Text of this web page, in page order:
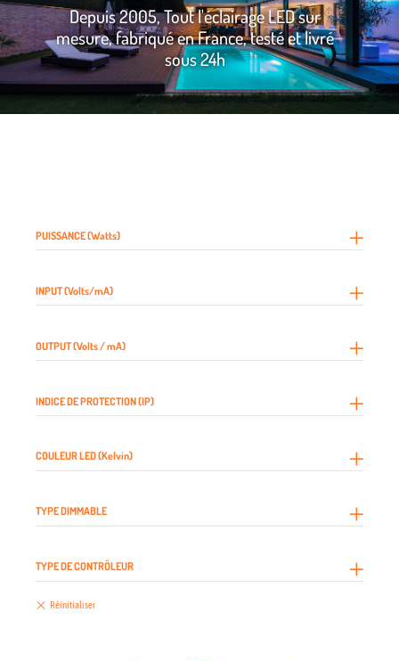
Depuis 2005, Tout l'éclairage LED sur
mesure, fabriqué en France, testé et livré
sous 24h
PUISSANCE (Watts)
INPUT (Volts/mA)
OUTPUT (Volts / mA)
INDICE DE PROTECTION (IP)
COULEUR LED (Kelvin)
TYPE DIMMABLE
TYPE DE CONTRÔLEUR